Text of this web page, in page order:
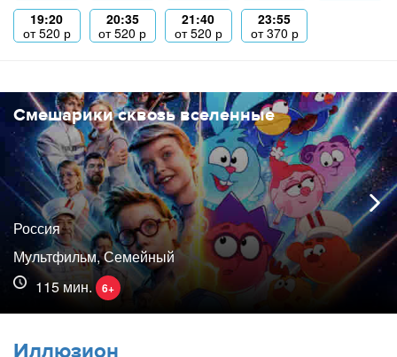
19:20
от520 р
20:35
от520 р
21:40
от520 р
23:55
от370 р
Смешарики сквозь вселенные
Россия
Мультфильм, Семейный
115 мин.
6+